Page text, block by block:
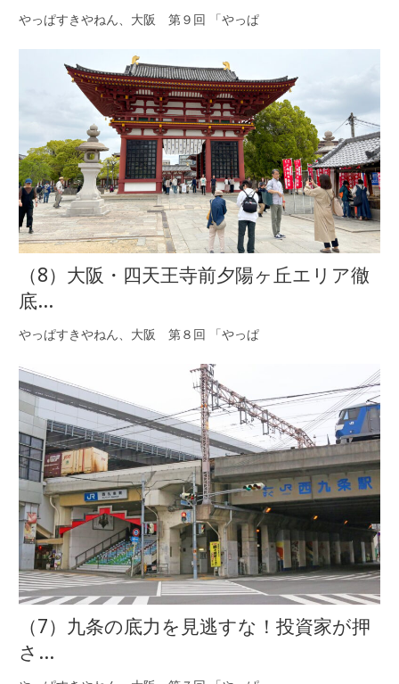
やっぱすきやねん、大阪 第９回 「やっぱ
（8）大阪・四天王寺前夕陽ヶ丘エリア徹
底...
やっぱすきやねん、大阪 第８回 「やっぱ
（7）九条の底力を見逃すな！投資家が押
さ...